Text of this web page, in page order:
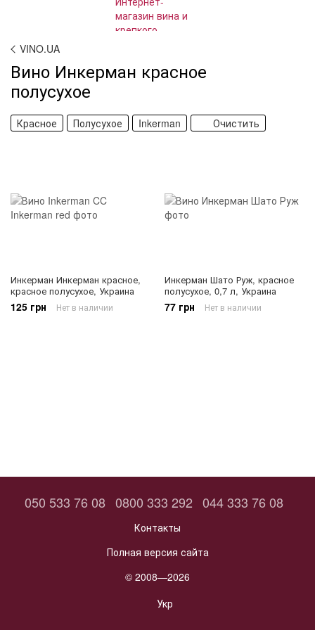
VINO.UA
Вино Инкерман красное
полусухое
Красное Полусухое Inkerman Очистить
Инкерман Инкерман красное,
красное полусухое, Украина
125 грн Нет в наличии
Инкерман Шато Руж, красное
полусухое, 0,7 л, Украина
77 грн Нет в наличии
050 533 76 08 0800 333 292 044 333 76 08
Контакты
Полная версия сайта
© 2008—2026
Укр